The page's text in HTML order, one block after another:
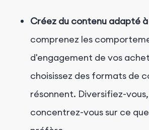
Créez du contenu adapté
comprenez les
d'engagement de vos
choisissez des formats de
résonnent. Diversifiez-
concentrez-vous sur ce